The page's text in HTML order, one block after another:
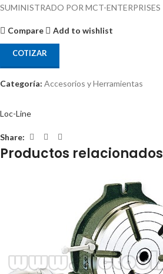
SUMINISTRADO POR MCT-ENTERPRISES
Compare Add to wishlist
COTIZAR
Categoría: Accesorios y Herramientas
Loc-Line
Share:
Productos relacionados